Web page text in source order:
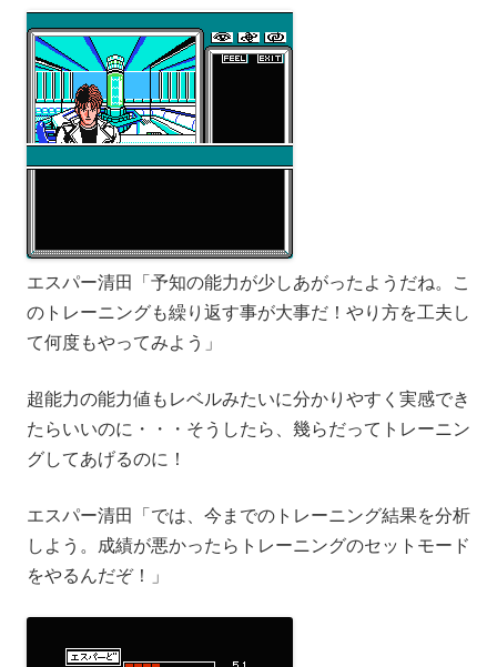
エスパー清田「予知の能力が少しあがったようだね。こ
のトレーニングも繰り返す事が大事だ！やり方を工夫し
て何度もやってみよう」
超能力の能力値もレベルみたいに分かりやすく実感でき
たらいいのに・・・そうしたら、幾らだってトレーニン
グしてあげるのに！
エスパー清田「では、今までのトレーニング結果を分析
しよう。成績が悪かったらトレーニングのセットモード
をやるんだぞ！」